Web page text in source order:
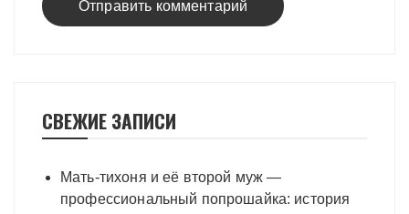
СВЕЖИЕ ЗАПИСИ
Мать-тихоня и её второй муж —
профессиональный попрошайка: история